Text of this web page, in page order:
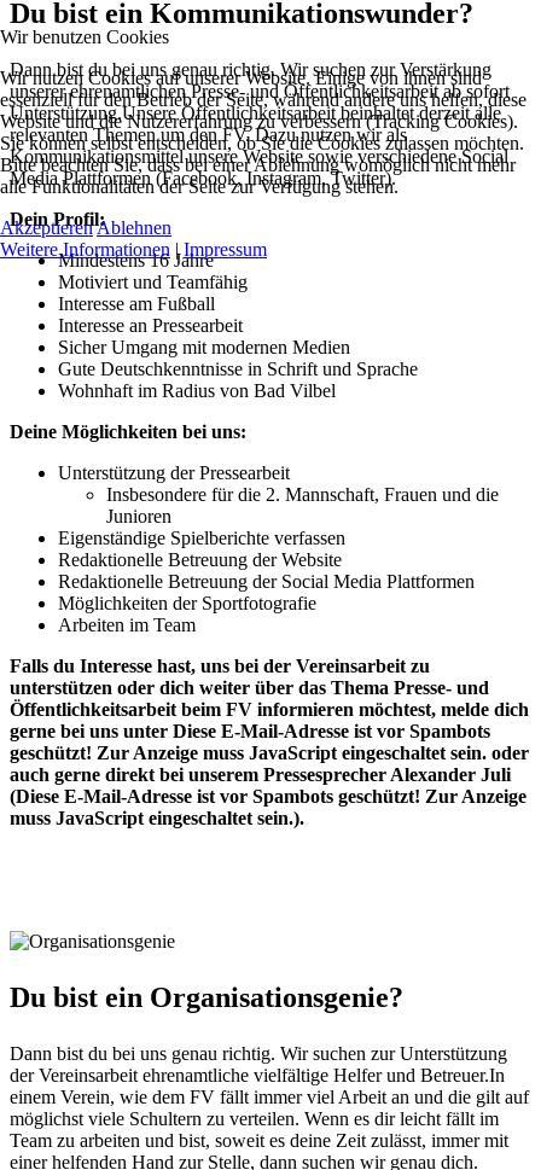
Du bist ein Kommunikationswunder?
Dann bist du bei uns genau richtig. Wir suchen zur Verstärkung
unserer ehrenamtlichen Presse- und Öffentlichkeitsarbeit ab sofort
Unterstützung.Unsere Öffentlichkeitsarbeit beinhaltet derzeit alle
relevanten Themen um den FV. Dazu nutzen wir als
Kommunikationsmittel unsere Website sowie verschiedene Social
Media Plattformen (Facebook, Instagram, Twitter).
Dein Profil:
Mindestens 16 Jahre
Motiviert und Teamfähig
Interesse am Fußball
Interesse an Pressearbeit
Sicher Umgang mit modernen Medien
Gute Deutschkenntnisse in Schrift und Sprache
Wohnhaft im Radius von Bad Vilbel
Deine Möglichkeiten bei uns:
Unterstützung der Pressearbeit
Insbesondere für die 2. Mannschaft, Frauen und die
Junioren
Eigenständige Spielberichte verfassen
Redaktionelle Betreuung der Website
Redaktionelle Betreuung der Social Media Plattformen
Möglichkeiten der Sportfotografie
Arbeiten im Team
Falls du Interesse hast, uns bei der Vereinsarbeit zu
unterstützen oder dich weiter über das Thema Presse- und
Öffentlichkeitsarbeit beim FV informieren möchtest, melde dich
gerne bei uns unter Diese E-Mail-Adresse ist vor Spambots
geschützt! Zur Anzeige muss JavaScript eingeschaltet sein. oder
auch gerne direkt bei unserem Pressesprecher Alexander Juli
(Diese E-Mail-Adresse ist vor Spambots geschützt! Zur Anzeige
muss JavaScript eingeschaltet sein.).
Du bist ein Organisationsgenie?
Dann bist du bei uns genau richtig. Wir suchen zur Unterstützung
der Vereinsarbeit ehrenamtliche vielfältige Helfer und Betreuer.In
einem Verein, wie dem FV fällt immer viel Arbeit an und die gilt auf
möglichst viele Schultern zu verteilen. Wenn es dir leicht fällt im
Team zu arbeiten und bist, soweit es deine Zeit zulässt, immer mit
einer helfenden Hand zur Stelle, dann suchen wir genau dich.
Wir benutzen Cookies
Wir nutzen Cookies auf unserer Website. Einige von ihnen sind
essenziell für den Betrieb der Seite, während andere uns helfen, diese
Website und die Nutzererfahrung zu verbessern (Tracking Cookies).
Sie können selbst entscheiden, ob Sie die Cookies zulassen möchten.
Bitte beachten Sie, dass bei einer Ablehnung womöglich nicht mehr
alle Funktionalitäten der Seite zur Verfügung stehen.
AkzeptierenAblehnen
Weitere Informationen |Impressum